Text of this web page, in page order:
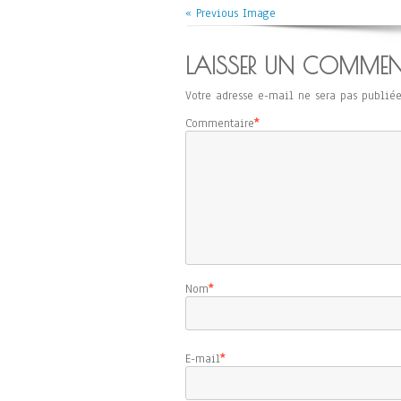
« Previous Image
LAISSER UN
Votre adresse e-mail ne sera pas
Commentaire*
Nom*
E-mail*